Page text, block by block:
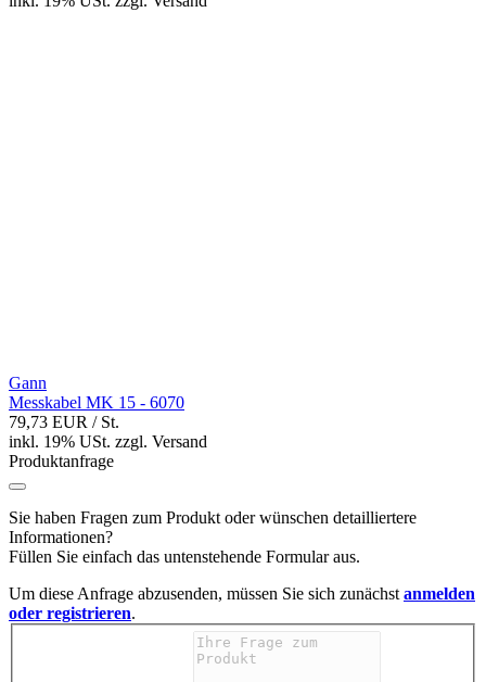
Gann
Messkabel MK 15 - 6070
79,73 EUR / St.
inkl. 19% USt. zzgl. Versand
Produktanfrage
Sie haben Fragen zum Produkt oder wünschen detailliertere
Informationen?
Füllen Sie einfach das untenstehende Formular aus.
Um diese Anfrage abzusenden, müssen Sie sich zunächst anmelden
oder registrieren.